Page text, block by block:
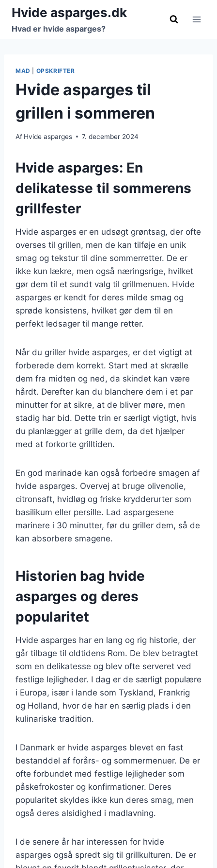
Fortsæt
indhold
Hvide asparges.dk
Hvad er hvide asparges?
MAD OPSKRIFTER
Hvide asparges til
grillen i sommeren
Af Hvide asparges 7. december 2024
Hvide asparges: En
delikatesse til sommerens
grillfester
Hvide asparges er en udsøgt grøntsag, der ofte
overses til grillen, men de kan tilføje en unik
smag og tekstur til dine sommerretter. De er
ikke kun lækre, men også næringsrige, hvilket
gør dem til et sundt valg til grillmenuen. Hvide
asparges er kendt for deres milde smag og
sprøde konsistens, hvilket gør dem til en
perfekt ledsager til mange retter.
Når du griller hvide asparges, er det vigtigt at
forberede dem korrekt. Start med at skrælle
dem fra midten og ned, da skindet kan være
hårdt. Derefter kan du blanchere dem i et par
minutter for at sikre, at de bliver møre, men
stadig har bid. Dette trin er særligt vigtigt, hvis
du planlægger at grille dem, da det hjælper
med at forkorte grilltiden.
En god marinade kan også forbedre smagen af
hvide asparges. Overvej at bruge olivenolie,
citronsaft, hvidløg og friske krydderurter som
basilikum eller persille. Lad aspargesene
marinere i 30 minutter, før du griller dem, så de
kan absorbere smagene.
Historien bag hvide
asparges og deres
popularitet
Hvide asparges har en lang og rig historie, der
går tilbage til oldtidens Rom. De blev betragtet
som en delikatesse og blev ofte serveret ved
festlige lejligheder. I dag er de særligt populære
i Europa, især i lande som Tyskland, Frankrig
og Holland, hvor de har en særlig plads i den
kulinariske tradition.
I Danmark er hvide asparges blevet en fast
bestanddel af forårs- og sommermenuer. De er
ofte forbundet med festlige lejligheder som
påskefrokoster og konfirmationer. Deres
popularitet skyldes ikke kun deres smag, men
også deres alsidighed i madlavning.
I de senere år har interessen for hvide
asparges også spredt sig til grillkulturen. De er